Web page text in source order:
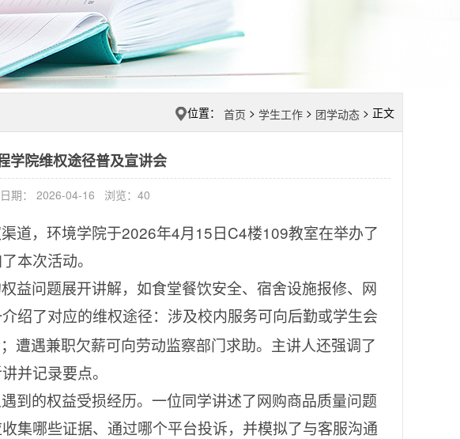
位置： 首页 > 学生工作 > 团学动态 > 正文
学院维权途径普及宣讲会
日期： 2026-04-16 浏览： 40
道，环境学院于2026年4月 15 日 C4楼109教室在举办了
本次活动。
益问题展开讲解，如食堂餐饮安全、宿舍设施报修、网
绍了对应的维权途径：涉及校内服务可向后勤或学生会
遭遇兼职欠薪可向劳动监察部门求助。主讲人还强调了
并记录要点。
到的权益受损经历。一位同学讲述了网购商品质量问题
集哪些证据、通过哪个平台投诉，并模拟了与客服沟通